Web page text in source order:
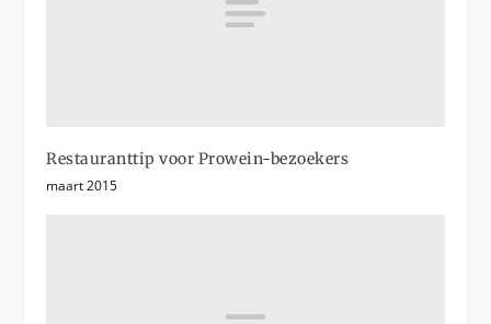
Restauranttip voor Prowein-bezoekers
maart 2015